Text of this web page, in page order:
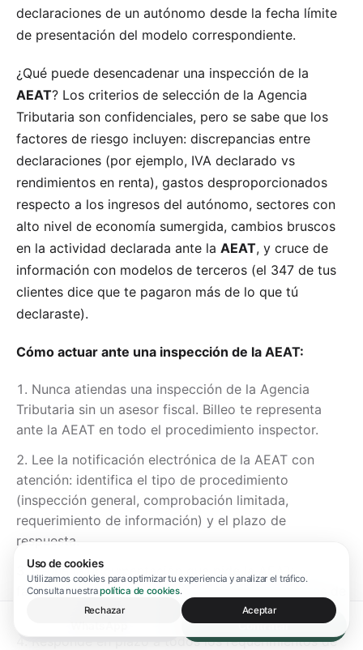
Uso de cookies
Utilizamos cookies para optimizar tu experiencia y analizar el tráfico.
Consulta nuestrapolítica de cookies.
Rechazar
Aceptar
Contratar
declaraciones de un autónomo desde la fecha límite
de presentación del modelo correspondiente.
¿Qué puede desencadenar una inspección de la
AEAT? Los criterios de selección de la Agencia
Tributaria son confidenciales, pero se sabe que los
factores de riesgo incluyen: discrepancias entre
declaraciones (por ejemplo, IVA declarado vs
rendimientos en renta), gastos desproporcionados
respecto a los ingresos del autónomo, sectores con
alto nivel de economía sumergida, cambios bruscos
en la actividad declarada ante la AEAT, y cruce de
información con modelos de terceros (el 347 de tus
clientes dice que te pagaron más de lo que tú
declaraste).
Cómo actuar ante una inspección de la AEAT:
Nunca atiendas una inspección de la Agencia
Tributaria sin un asesor fiscal. Billeo te representa
ante la AEAT en todo el procedimiento inspector.
Lee la notificación electrónica de la AEAT con
atención: identifica el tipo de procedimiento
(inspección general, comprobación limitada,
requerimiento de información) y el plazo de
respuesta.
Reúne la documentación que pide la AEAT:
facturas, libros de registro, contratos, justificantes de
gastos. La AEAT puede solicitar hasta 4 años atrás.
Responde en plazo a todos los requerimientos de